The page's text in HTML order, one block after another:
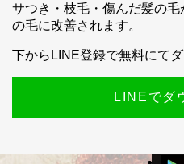
サつき・枝毛・傷んだ髪の
の毛に改善されます。
下からLINE登録で無料にて
LINEでダ